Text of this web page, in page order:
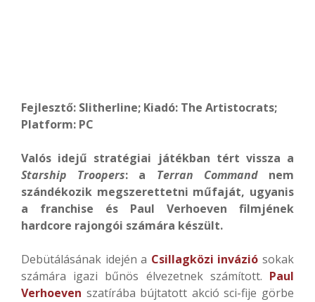
Fejlesztő: Slitherline; Kiadó: The Artistocrats;
Platform: PC
Valós idejű stratégiai játékban tért vissza a
Starship Troopers: a Terran Commandnem
szándékozik megszerettetni műfaját, ugyanis
a franchise és Paul Verhoeven filmjének
hardcore rajongói számára készült.
Debütálásának idején a Csillagközi invázió sokak
számára igazi bűnös élvezetnek számított. Paul
Verhoeven szatírába bújtatott akció sci-fije görbe